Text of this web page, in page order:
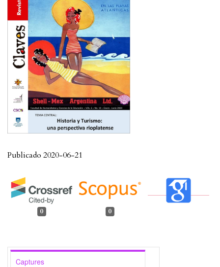
Publicado 2020-06-21
0 0
Captures